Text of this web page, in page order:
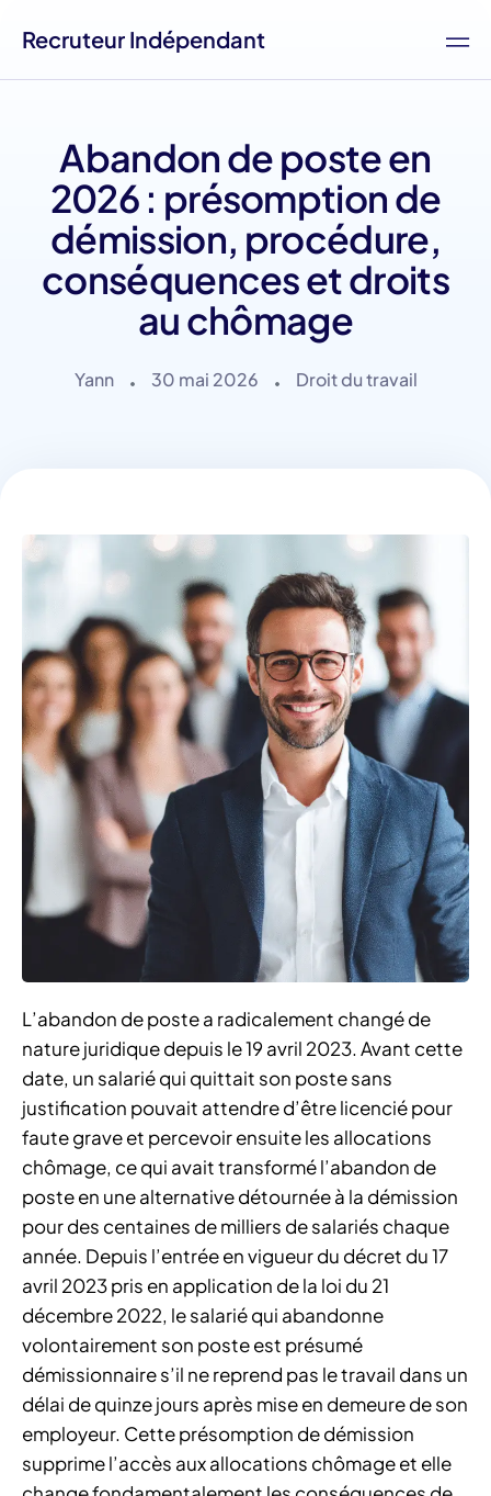
Recruteur Indépendant
Abandon de poste en
2026 : présomption de
démission, procédure,
conséquences et droits
au chômage
Yann 30 mai 2026 Droit du travail
L’abandon de poste a radicalement changé de
nature juridique depuis le 19 avril 2023. Avant cette
date, un salarié qui quittait son poste sans
justification pouvait attendre d’être licencié pour
faute grave et percevoir ensuite les allocations
chômage, ce qui avait transformé l’abandon de
poste en une alternative détournée à la démission
pour des centaines de milliers de salariés chaque
année. Depuis l’entrée en vigueur du décret du 17
avril 2023 pris en application de la loi du 21
décembre 2022, le salarié qui abandonne
volontairement son poste est présumé
démissionnaire s’il ne reprend pas le travail dans un
délai de quinze jours après mise en demeure de son
employeur. Cette présomption de démission
supprime l’accès aux allocations chômage et elle